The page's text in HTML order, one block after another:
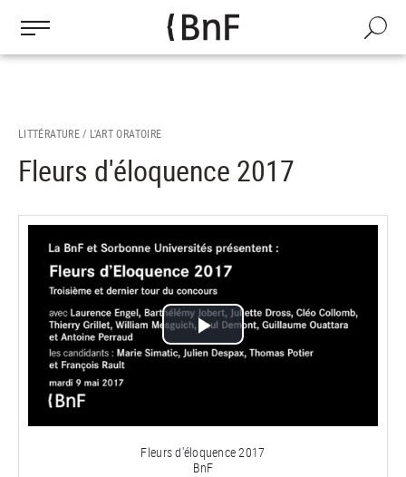
contenu
Recherche
LITTÉRATURE / L'ART ORATOIRE
Fleurs d'éloquence 2017
Lire
vidéo
Fleurs d'éloquence 2017
BnF